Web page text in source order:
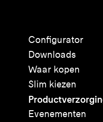
Configurator
Downloads
Waar kopen
Slim kiezen
Evenementen